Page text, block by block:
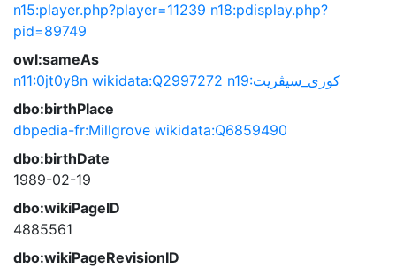
n15:player.php?player=11239 n18:pdisplay.php?
pid=89749
owl:sameAs
n11:0jt0y8n wikidata:Q2997272
n19:كورى_سيڤريت
dbo:birthPlace
dbpedia-fr:Millgrove wikidata:Q6859490
dbo:birthDate
1989-02-19
dbo:wikiPageID
4885561
dbo:wikiPageRevisionID